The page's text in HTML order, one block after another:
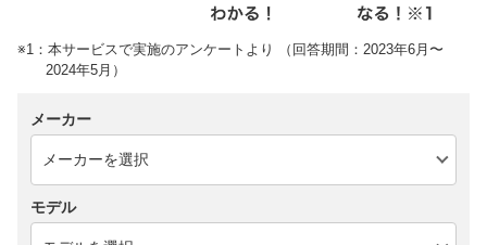
※1：本サービスで実施のアンケートより （回答期間：2023年6月〜
2024年5月）
メーカー
モデル